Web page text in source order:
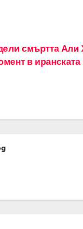
смъртта Али
в иранската